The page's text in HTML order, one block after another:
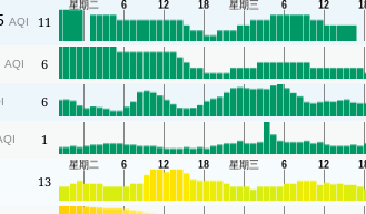
AQI 11
AQI 6
6
1
13